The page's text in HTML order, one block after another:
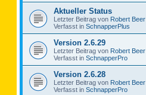
Aktueller Status
Letzter Beitrag von Robert Beer
Verfasst in SchnapperPlus
Version 2.6.29
Letzter Beitrag von Robert Beer
Verfasst in SchnapperPro
Version 2.6.28
Letzter Beitrag von Robert Beer
Verfasst in SchnapperPro